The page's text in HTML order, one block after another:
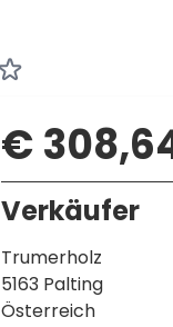
€
Verkäufer
Trumerholz
5163 Palting
Österreich